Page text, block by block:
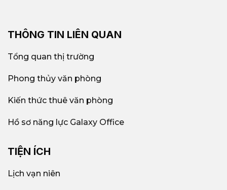
THÔNG TIN LIÊN QUAN
Tổng quan thị trường
Phong thủy văn phòng
Kiến thức thuê văn phòng
Hồ sơ năng lực Galaxy Office
TIỆN ÍCH
Lịch vạn niên